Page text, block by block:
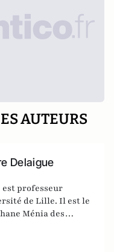
AUTEURS
Delaigue
estprofesseur
de Lille. Il est le
Ménia des
: pas de sujet tabou